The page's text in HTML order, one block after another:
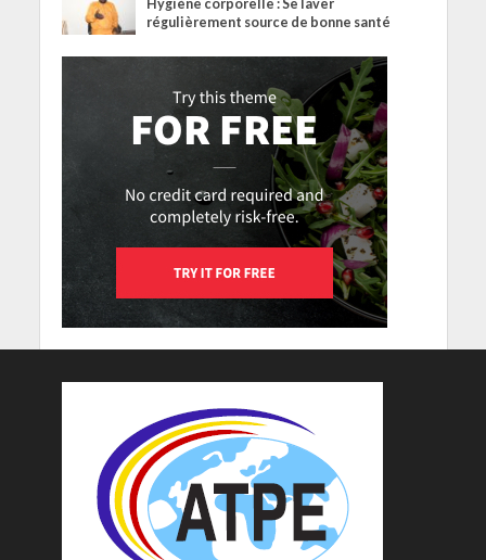
Hygiène corporelle : Se laver
régulièrement source de bonne santé